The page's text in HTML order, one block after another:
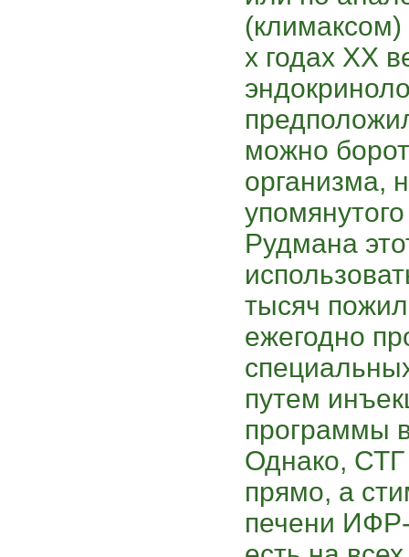
(климаксом)
х годах ХХ
можно
организма,
Рудмана
тысяч
ежегодно
путем
программы
Однако, СТГ
прямо, а
печени